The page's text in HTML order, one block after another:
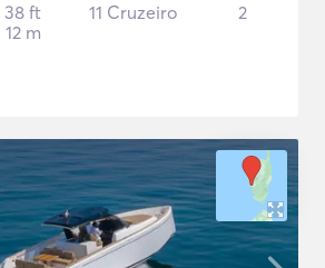
38 ft
12 m
11 Cruzeiro 2